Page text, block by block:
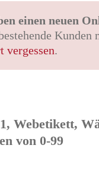
einen neuen
Kunden
vergessen.
Webetikett,
von 0-99